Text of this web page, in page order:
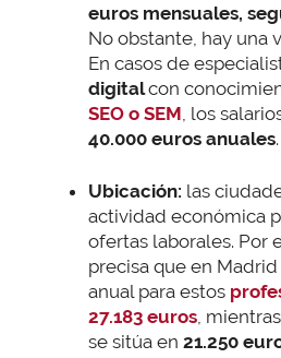
euros mensuales,
No obstante, hay una
En casos de
digitalcon
SEO o SEM , los
40.000 euros anuales.
Ubicación: las
actividad económica
ofertas laborales. Por
precisa que en
anual para estos
27.183 euros,
se sitúa en 21.250